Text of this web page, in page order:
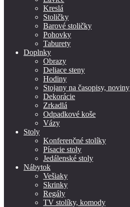
Kreslá
Stoličky
Barové stoličky
Pohovky
Taburety
Doplnky
Obrazy
Deliace steny
Hodiny
Stojany na časopisy, noviny
Dekorácie
Zrkadlá
Odpadkové koše
Vázy
Stoly
Konferenčné stolíky
Písacie stoly
Jedálenské stoly
Nábytok
Vešiaky
Skrinky
Regály
TV stolíky, komody